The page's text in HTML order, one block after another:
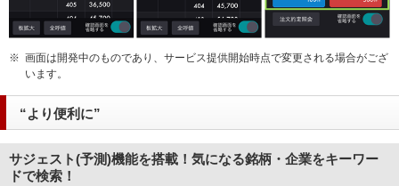
※ 画面は開発中のものであり、サービス提供開始時点で変更される場合がござ
います。
“より便利に”
サジェスト(予測)機能を搭載！気になる銘柄・企業をキーワー
ドで検索！